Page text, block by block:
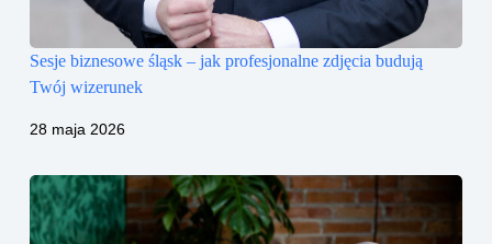
Sesje biznesowe śląsk – jak profesjonalne zdjęcia budują
Twój wizerunek
28 maja 2026